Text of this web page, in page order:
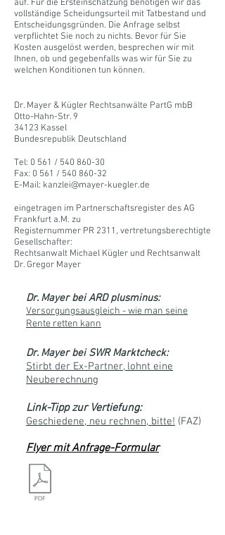
auf. Für die Ersteinschätzung benötigen wir das
vollständige Scheidungsurteil mit Tatbestand und
Entscheidungsgründen. Die Anfrage selbst
verpflichtet Sie noch zu nichts. Bevor für Sie
Kosten ausgelöst werden, besprechen wir mit
Ihnen, ob und gegebenfalls was wir für Sie zu
welchen Konditionen tun können.
Dr. Mayer & Kügler Rechtsanwälte PartG mbB
Otto-Hahn-Str. 9
34123 Kassel
Bundesrepublik Deutschland
Tel: 0 561 / 540 860-30
Fax: 0 561 / 540 860-32
E-Mail: kanzlei@mayer-kuegler.de
eingetragen im Partnerschaftsregister des AG
Frankfurt a.M. zu
Registernummer PR 2311, vertretungsberechtigte
Gesellschafter:
Rechtsanwalt Michael Kügler und Rechtsanwalt
Dr. Gregor Mayer
Dr. Mayer bei ARD plusminus:
Versorgungsausgleich - wie man seine
Rente retten kann
Dr. Mayer bei SWR Marktcheck:
Stirbt der Ex-Partner, lohnt eine
Neuberechnung
Link-Tipp zur Vertiefung:
Geschiedene, neu rechnen, bitte! (FAZ)
Flyer mit Anfrage-Formular